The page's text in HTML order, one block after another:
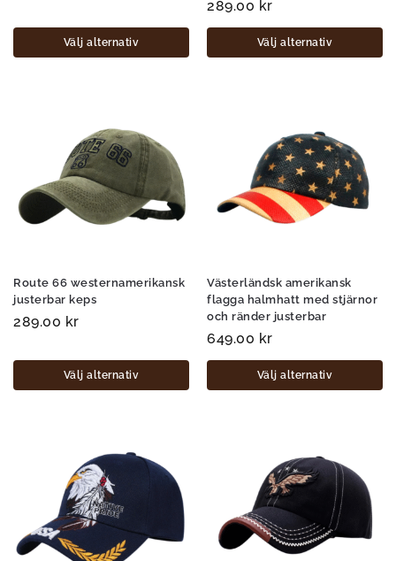
Välj alternativ
289.00 kr
Välj alternativ
Route 66 westernamerikansk
justerbar keps
289.00 kr
Välj alternativ
Västerländsk amerikansk
flagga halmhatt med stjärnor
och ränder justerbar
649.00 kr
Välj alternativ